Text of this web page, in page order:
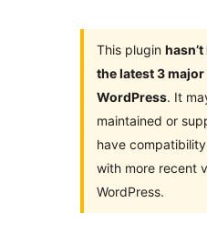
This plugin
the latest 3
WordPress. It
maintained or
have
with more recent
WordPress.